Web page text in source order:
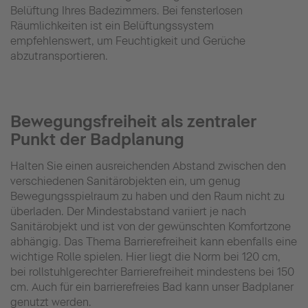
Belüftung Ihres Badezimmers. Bei fensterlosen
Räumlichkeiten ist ein Belüftungssystem
empfehlenswert, um Feuchtigkeit und Gerüche
abzutransportieren.
Bewegungsfreiheit als zentraler
Punkt der Badplanung
Halten Sie einen ausreichenden Abstand zwischen den
verschiedenen Sanitärobjekten ein, um genug
Bewegungsspielraum zu haben und den Raum nicht zu
überladen. Der Mindestabstand variiert je nach
Sanitärobjekt und ist von der gewünschten Komfortzone
abhängig. Das Thema Barrierefreiheit kann ebenfalls eine
wichtige Rolle spielen. Hier liegt die Norm bei 120 cm,
bei rollstuhlgerechter Barrierefreiheit mindestens bei 150
cm. Auch für ein barrierefreies Bad kann unser Badplaner
genutzt werden.